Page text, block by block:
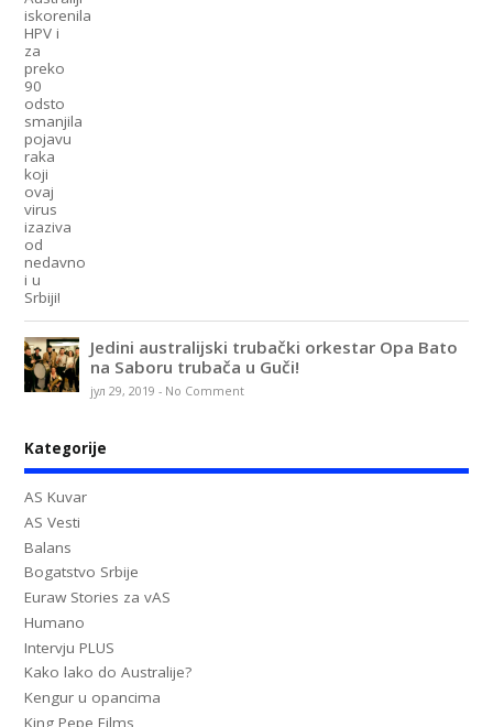
Jedini australijski trubački orkestar Opa Bato
na Saboru trubača u Guči!
јул 29, 2019 - No Comment
Kategorije
AS Kuvar
AS Vesti
Balans
Bogatstvo Srbije
Euraw Stories za vAS
Humano
Intervju PLUS
Kako lako do Australije?
Kengur u opancima
King Pepe Films